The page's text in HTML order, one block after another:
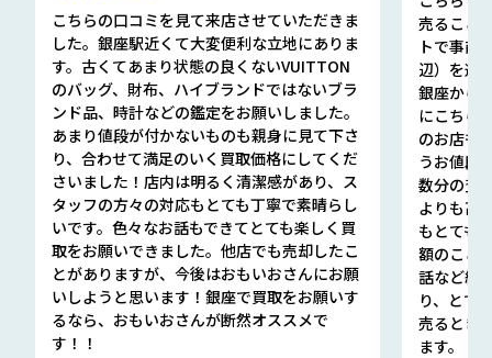
こちらの口コミを見て来店させていただきま
した。銀座駅近くて大変便利な立地にありま
す。古くてあまり状態の良くないVUITTON
のバッグ、財布、ハイブランドではないブラ
ンド品、時計などの鑑定をお願いしました。
あまり値段が付かないものも親身に見て下さ
り、合わせて満足のいく買取価格にしてくだ
さいました！店内は明るく清潔感があり、ス
タッフの方々の対応もとても丁寧で素晴らし
いです。色々なお話もできてとても楽しく買
取をお願いできました。他店でも売却したこ
とがありますが、今後はおもいおさんにお願
いしようと思います！銀座で買取をお願いす
るなら、おもいおさんが断然オススメで
す！！
売ること
トで事前
辺）を選
銀座から
にこちら
のお店も
うお値段
数分の査
よりも高
もとても
額のこと
話など細
り、とて
売るとき
ます。